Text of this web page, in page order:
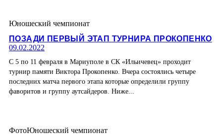
Юношеский чемпионат
ПОЗАДИ ПЕРВЫЙ ЭТАП ТУРНИРА ПРОКОПЕНКО
09.02.2022
С 5 по 11 февраля в Мариуполе в СК «Ильичевец» проходит
турнир памяти Виктора Прокопенко. Вчера состоялись четыре
последних матча первого этапа которые определили группу
фаворитов и группу аутсайдеров. Ниже...
ФотоЮношеский чемпионат